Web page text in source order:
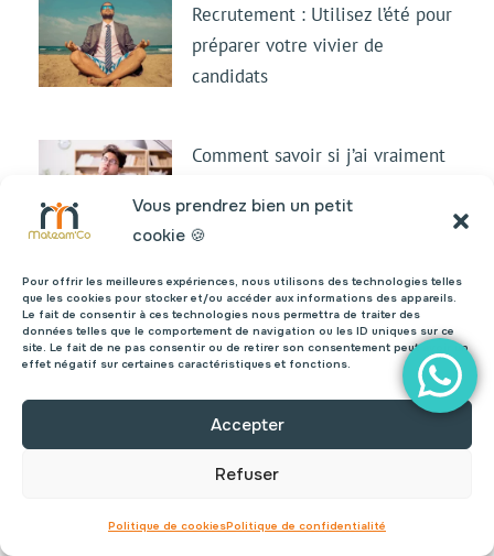
Vous prendrez bien un petit
cookie 🍪
Pour offrir les meilleures expériences, nous utilisons des technologies telles
que les cookies pour stocker et/ou accéder aux informations des appareils.
Le fait de consentir à ces technologies nous permettra de traiter des
données telles que le comportement de navigation ou les ID uniques sur ce
site. Le fait de ne pas consentir ou de retirer son consentement peut avoir un
effet négatif sur certaines caractéristiques et fonctions.
Accepter
Refuser
Politique de cookiesPolitique de confidentialité
Recrutement : Utilisez l’été pour
préparer votre vivier de
candidats
Comment savoir si j’ai vraiment
Pour ne
rien